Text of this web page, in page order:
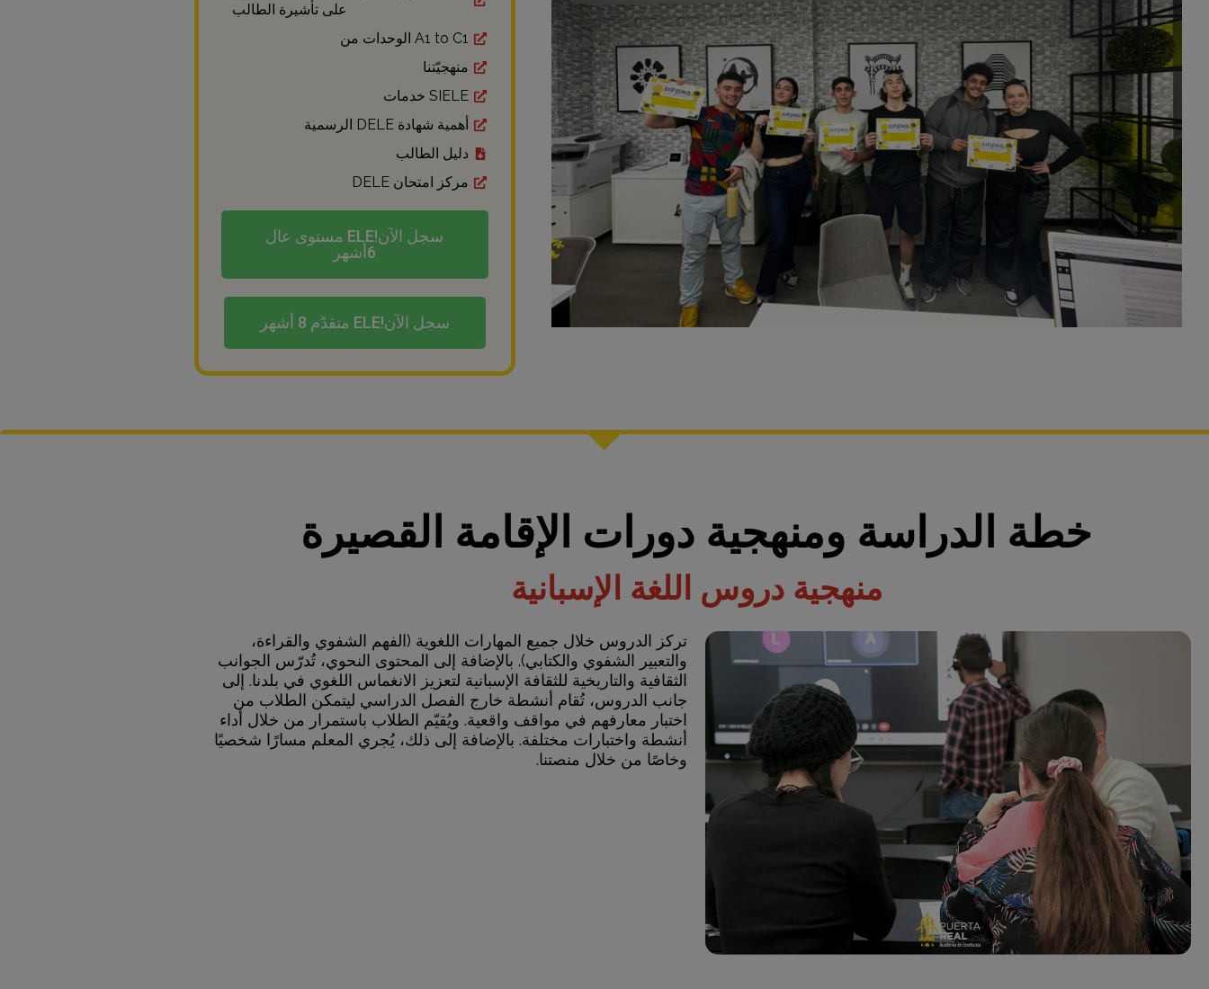
على تأشيرة الطالب
A1 to C1 الوحدات من
منهجيّتنا
SIELE خدمات
أهمية شهادة DELE الرسمية
دليل الطالب
مركز امتحان DELE
سجل الآن!ELE مستوى عال
6أشهر
سجل الآن!ELE متقدّم 8 أشهر
خطة الدراسة ومنهجية دورات الإقامة القصيرة
منهجية دروس اللغة الإسبانية
تركز الدروس خلال جميع المهارات اللغوية (الفهم الشفوي والقراءة،
والتعبير الشفوي والكتابي). بالإضافة إلى المحتوى النحوي، تُدرّس الجوانب
الثقافية والتاريخية للثقافة الإسبانية لتعزيز الانغماس اللغوي في بلدنا. إلى
جانب الدروس، تُقام أنشطة خارج الفصل الدراسي ليتمكن الطلاب من
اختبار معارفهم في مواقف واقعية. ويُقيّم الطلاب باستمرار من خلال أداء
أنشطة واختبارات مختلفة. بالإضافة إلى ذلك، يُجري المعلم مسارًا شخصيًا
وخاصًا من خلال منصتنا.